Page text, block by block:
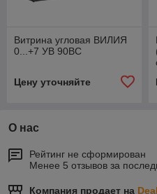
Витрина угловая ВИЛИЯ
0...+7 УВ 90ВС
Цену уточняйте
О нас
Рейтинг не сформирован
Менее 5 отзывов за
Компания продает на